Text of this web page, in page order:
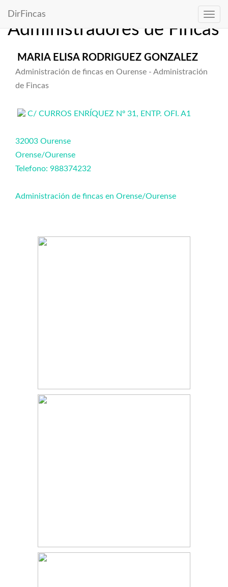
DirFincas
Directorio de
Administradores de Fincas
MARIA ELISA RODRIGUEZ GONZALEZ
Administración de fincas en Ourense - Administración
de Fincas
C/ CURROS ENRÍQUEZ Nº 31, ENTP. OFI. A1
32003 Ourense
Orense/Ourense
Telefono: 988374232
Administración de fincas en Orense/Ourense